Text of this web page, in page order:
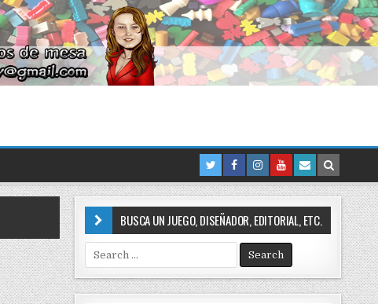
BUSCA UN JUEGO, DISEÑADOR, EDITORIAL, ETC.
e
a
r